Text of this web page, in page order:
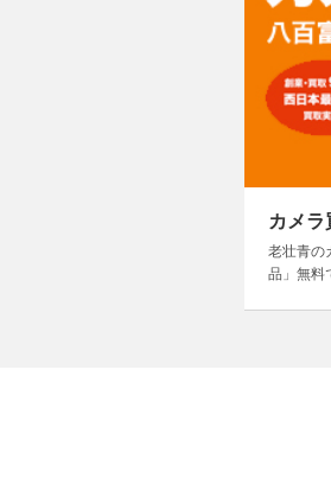
カメラ
老壮青の
品」無料